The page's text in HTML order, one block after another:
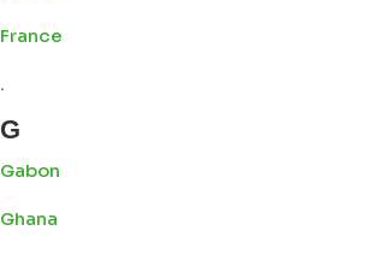
France
.
G
Gabon
Ghana